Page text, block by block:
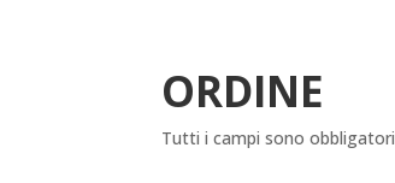
ORDINE
Tutti i campi sono obbligatori